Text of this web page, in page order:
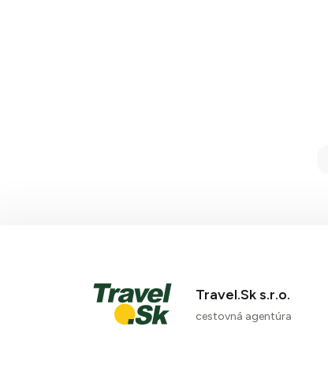
Travel.Sk s.r.o.
cestovná agentúra